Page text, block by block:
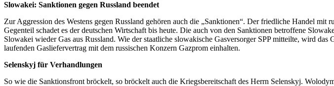
Slowakei: Sanktionen gegen Russland beendet
Zur Aggression des Westens gegen Russland gehören auch die „Sanktionen“. Der friedliche Handel
Gegenteil schadet es der deutschen Wirtschaft bis heute. Die auch von den Sanktionen betroffene
Slowakei wieder Gas aus Russland. Wie der staatliche slowakische Gasversorger SPP mitteilte, wird
laufenden Gasliefervertrag mit dem russischen Konzern Gazprom einhalten.
Selenskyj für Verhandlungen
So wie die Sanktionsfront bröckelt, so bröckelt auch die Kriegsbereitschaft des Herrn Selenskyj.